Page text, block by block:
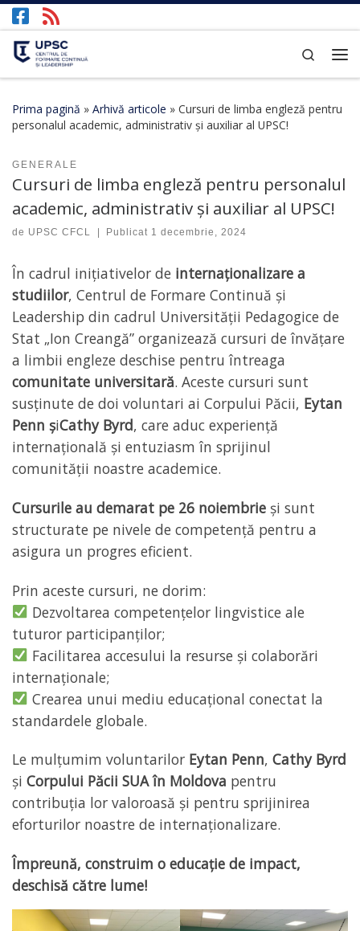
Afișează întregul conținut
Search
Prima pagină » Arhivă articole » Cursuri de limba engleză pentru
personalul academic, administrativ și auxiliar al UPSC!
GENERALE
Cursuri de limba engleză pentru personalul
academic, administrativ și auxiliar al UPSC!
de UPSC CFCL Publicat 1 decembrie, 2024
În cadrul inițiativelor de internaționalizare a
studiilor, Centrul de Formare Continuă și
Leadership din cadrul Universității Pedagogice de
Stat „Ion Creangă” organizează cursuri de învățare
a limbii engleze deschise pentru întreaga
comunitate universitară. Aceste cursuri sunt
susținute de doi voluntari ai Corpului Păcii, Eytan
Penn șiCathy Byrd, care aduc experiență
internațională și entuziasm în sprijinul
comunității noastre academice.
Cursurile au demarat pe 26 noiembrie și sunt
structurate pe nivele de competență pentru a
asigura un progres eficient.
Prin aceste cursuri, ne dorim:
Dezvoltarea competențelor lingvistice ale
tuturor participanților;
Facilitarea accesului la resurse și colaborări
internaționale;
Crearea unui mediu educațional conectat la
standardele globale.
Le mulțumim voluntarilor Eytan Penn, Cathy Byrd
și Corpului Păcii SUA în Moldova pentru
contribuția lor valoroasă și pentru sprijinirea
eforturilor noastre de internaționalizare.
Împreună, construim o educație de impact,
deschisă către lume!